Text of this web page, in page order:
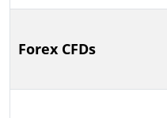
Forex CFDs